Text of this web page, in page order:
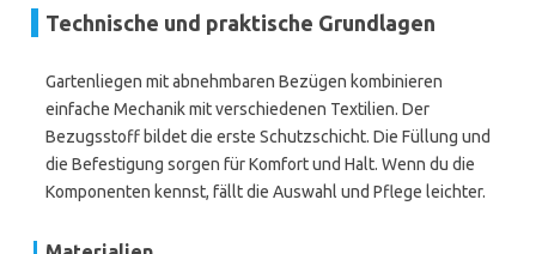
Technische und praktische Grundlagen
Gartenliegen mit abnehmbaren Bezügen kombinieren
einfache Mechanik mit verschiedenen Textilien. Der
Bezugsstoff bildet die erste Schutzschicht. Die Füllung und
die Befestigung sorgen für Komfort und Halt. Wenn du die
Komponenten kennst, fällt die Auswahl und Pflege leichter.